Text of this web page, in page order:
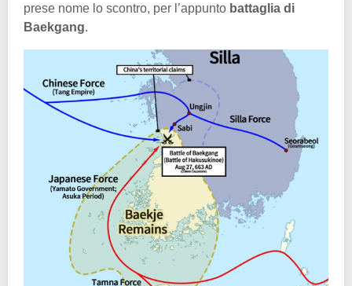
prese nome lo scontro, per l’appunto battaglia di
Baekgang.